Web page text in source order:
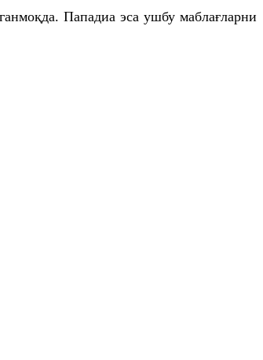
Пападиа эса ушбу маблағларни